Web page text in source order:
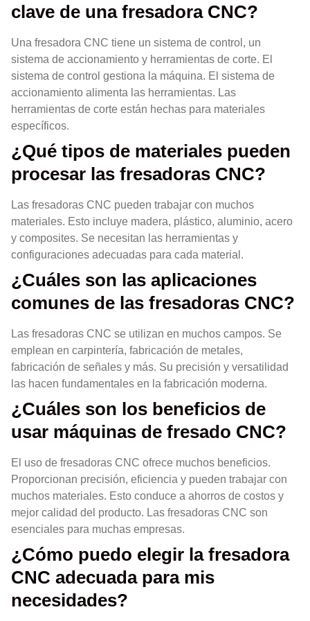
clave de una fresadora CNC?
Una fresadora CNC tiene un sistema de control, un
sistema de accionamiento y herramientas de corte. El
sistema de control gestiona la máquina. El sistema de
accionamiento alimenta las herramientas. Las
herramientas de corte están hechas para materiales
específicos.
¿Qué tipos de materiales pueden
procesar las fresadoras CNC?
Las fresadoras CNC pueden trabajar con muchos
materiales. Esto incluye madera, plástico, aluminio, acero
y composites. Se necesitan las herramientas y
configuraciones adecuadas para cada material.
¿Cuáles son las aplicaciones
comunes de las fresadoras CNC?
Las fresadoras CNC se utilizan en muchos campos. Se
emplean en carpintería, fabricación de metales,
fabricación de señales y más. Su precisión y versatilidad
las hacen fundamentales en la fabricación moderna.
¿Cuáles son los beneficios de
usar máquinas de fresado CNC?
El uso de fresadoras CNC ofrece muchos beneficios.
Proporcionan precisión, eficiencia y pueden trabajar con
muchos materiales. Esto conduce a ahorros de costos y
mejor calidad del producto. Las fresadoras CNC son
esenciales para muchas empresas.
¿Cómo puedo elegir la fresadora
CNC adecuada para mis
necesidades?